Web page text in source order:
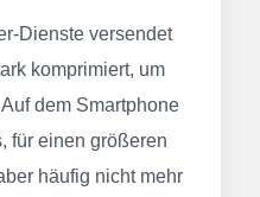
Dienste versendet
komprimiert, um
dem Smartphone
für einen größeren
häufig nicht mehr